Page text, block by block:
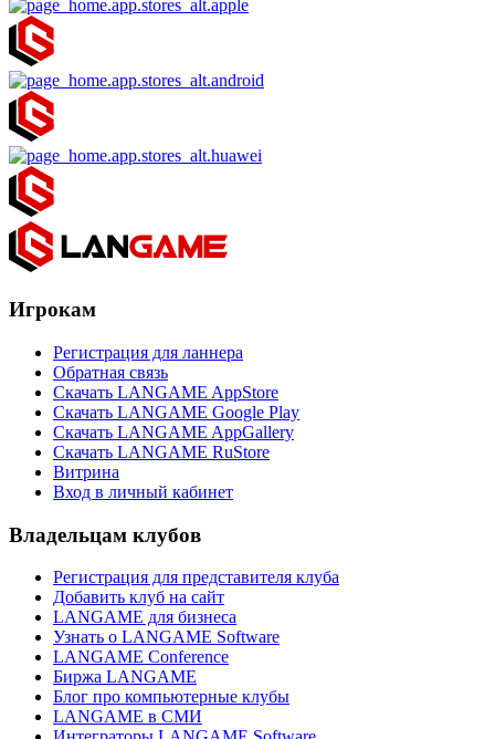
Игрокам
Регистрация для ланнера
Обратная связь
Скачать LANGAME AppStore
Скачать LANGAME Google Play
Скачать LANGAME AppGallery
Скачать LANGAME RuStore
Витрина
Вход в личный кабинет
Владельцам клубов
Регистрация для представителя клуба
Добавить клуб на сайт
LANGAME для бизнеса
Узнать о LANGAME Software
LANGAME Conference
Биржа LANGAME
Блог про компьютерные клубы
LANGAME в СМИ